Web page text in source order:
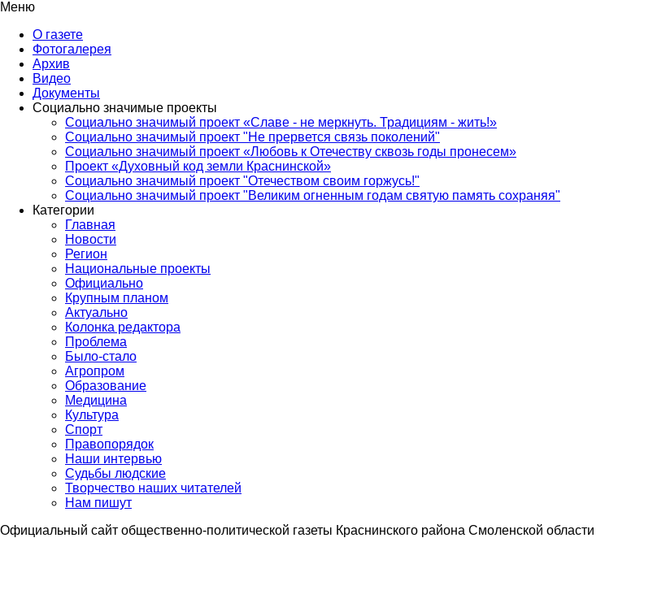
Меню
О газете
Фотогалерея
Архив
Видео
Документы
Социально значимые проекты
Социально значимый проект «Славе - не меркнуть. Традициям - жить!»
Социально значимый проект "Не прервется связь поколений"
Социально значимый проект «Любовь к Отечеству сквозь годы пронесем»
Проект «Духовный код земли Краснинской»
Социально значимый проект "Отечеством своим горжусь!"
Социально значимый проект "Великим огненным годам святую память сохраняя"
Категории
Главная
Новости
Регион
Национальные проекты
Официально
Крупным планом
Актуально
Колонка редактора
Проблема
Было-стало
Агропром
Образование
Медицина
Культура
Спорт
Правопорядок
Наши интервью
Судьбы людские
Творчество наших читателей
Нам пишут
Официальный сайт общественно-политической газеты Краснинского района Смоленской области